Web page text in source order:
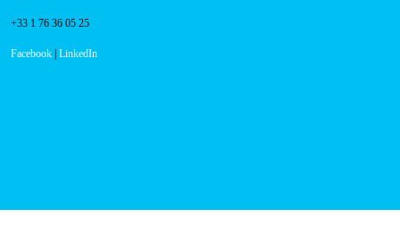
+33 1 76 36 05 25
Facebook LinkedIn